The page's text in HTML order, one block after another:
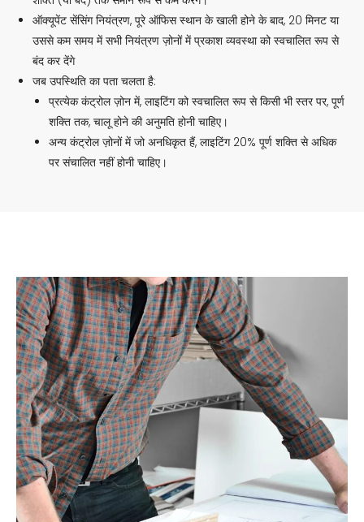
ऑक्यूपेंट सेंसिंग नियंत्रण, पूरे ऑफिस स्थान के खाली होने के बाद, 20 मिनट या
उससे कम समय में सभी नियंत्रण ज़ोनों में प्रकाश व्यवस्था को स्वचालित रूप से
बंद कर देंगे
जब उपस्थिति का पता चलता है:
प्रत्येक कंट्रोल ज़ोन में, लाइटिंग को स्वचालित रूप से किसी भी स्तर पर, पूर्ण
शक्ति तक, चालू होने की अनुमति होनी चाहिए।
अन्य कंट्रोल ज़ोनों में जो अनधिकृत हैं, लाइटिंग 20% पूर्ण शक्ति से अधिक
पर संचालित नहीं होनी चाहिए।